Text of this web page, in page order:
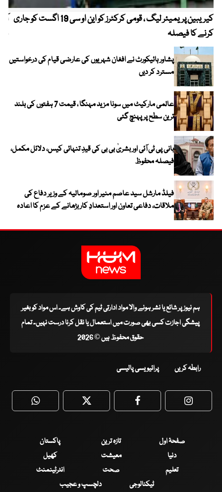
کیریبین پریمیئر لیگ ، قومی کرکٹرز کو این او سی 19 اگست کو جاری
کرنے کا فیصلہ
پشاور ہائیکورٹ نے افغان شہریوں کی عارضی قیام کی درخواستیں
مسترد کر دیں
عالمی مارکیٹ میں سونا مزید مہنگا ، قیمت 7 ہفتوں کی بلند
ترین سطح پر پہنچ گئی
بانی پی ٹی آئی اور بشریٰ بی بی کی قیدِ تنہائی کیس، دلائل مکمل،
فیصلہ محفوظ
فیلڈ مارشل سید عاصم منیر اور صومالیہ کے وزیر دفاع کی
ملاقات، دفاعی تعاون اور استعدادِ کار بڑھانے کے عزم کا اعادہ
ہم نیوز پر شائع یا نشر ہونے والا مواد ادارتی ٹیم کی کاوش ہے۔ اس مواد کو بغیر
پیشگی اجازت کسی بھی صورت میں استعمال یا نقل کرنا درست نہیں۔ تمام
حقوق محفوظ ہیں © 2026
رابطہ کریں پرائیویسی پالیسی
WhatsApp Twitter Facebook
صفحۂ اول تازہ ترین
پاکستان
دنیا
معیشت
کھیل
تعلیم
صحت
انٹرٹینمنٹ
ٹیکنالوجی
دلچسپ و عجیب